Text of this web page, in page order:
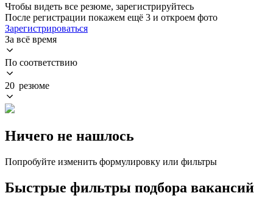
Чтобы видеть все резюме, зарегистрируйтесь
После регистрации покажем ещё 3 и откроем фото
Зарегистрироваться
За всё время
По соответствию
20 резюме
Ничего не нашлось
Попробуйте изменить формулировку или фильтры
Быстрые фильтры подбора вакансий